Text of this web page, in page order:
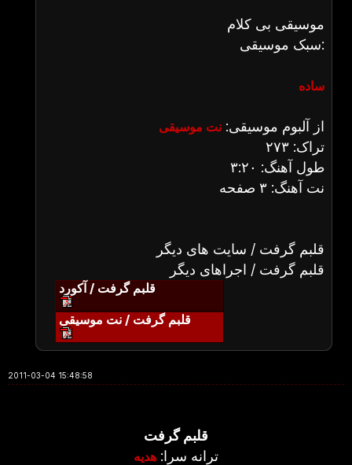
موسیقی بی کلام
سبک موسیقی:
ساده
از آلبوم موسیقی: نت موسیقی
تراک: ۲۷۳
طول آهنگ: ۳:۲۰
نت آهنگ: ۳ صفحه
قلبم گرفت / سایت های دیگر
قلبم گرفت / اجراهای دیگر
قلبم گرفت / آکورد
قلبم گرفت / نت موسیقی
2011-03-04 15:48:58
قلبم گرفت
ترانه سرا: هدیه